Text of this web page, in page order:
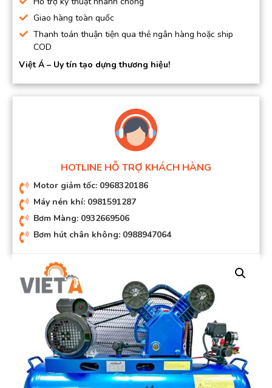
Giao hàng toàn quốc
Thanh toán thuận tiện qua thẻ ngân hàng hoặc ship
COD
Việt Á – Uy tín tạo dựng thương hiệu!
HOTLINE HỖ TRỢ KHÁCH HÀNG
Motor giảm tốc: 0968320186
Máy nén khí: 0981591287
Bơm Màng: 0932669506
Bơm hút chân không: 0988947064